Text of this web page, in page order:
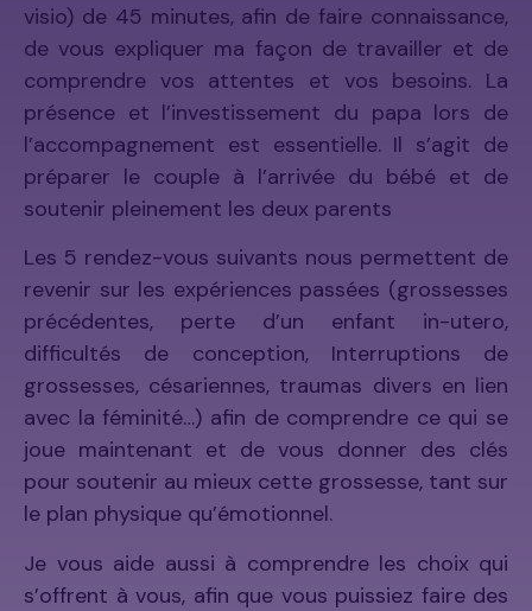
visio) de 45 minutes, afin de faire connaissance,
de vous expliquer ma façon de travailler et de
comprendre vos attentes et vos besoins. La
présence et l’investissement du papa lors de
l’accompagnement est essentielle. Il s’agit de
préparer le couple à l’arrivée du bébé et de
soutenir pleinement les deux parents
Les 5 rendez-vous suivants nous permettent de
revenir sur les expériences passées (grossesses
précédentes, perte d’un enfant in-utero,
difficultés de conception, Interruptions de
grossesses, césariennes, traumas divers en lien
avec la féminité…) afin de comprendre ce qui se
joue maintenant et de vous donner des clés
pour soutenir au mieux cette grossesse, tant sur
le plan physique qu’émotionnel.
Je vous aide aussi à comprendre les choix qui
s’offrent à vous, afin que vous puissiez faire des